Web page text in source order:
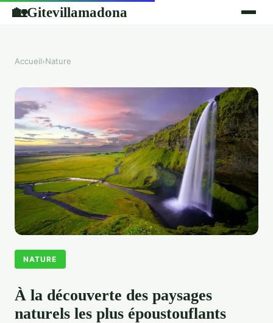
🏡Gitevillamadona
Accueil›Nature
NATURE
À la découverte des paysages
naturels les plus époustouflants